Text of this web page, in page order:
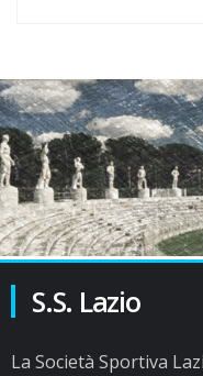
S.S. Lazio
La Società Sportiva